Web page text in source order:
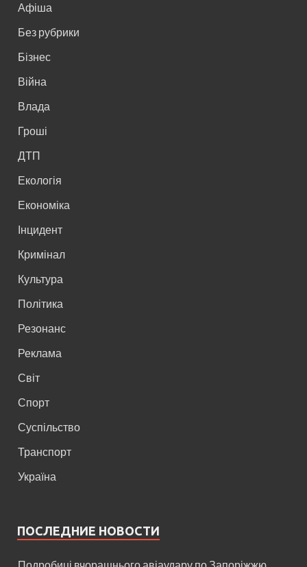
Афіша
Без рубрики
Бізнес
Війна
Влада
Гроші
ДТП
Екологія
Економіка
Інцидент
Кримінал
Культура
Політика
Резонанс
Реклама
Світ
Спорт
Суспільство
Транспорт
Україна
ПОСЛЕДНИЕ НОВОСТИ